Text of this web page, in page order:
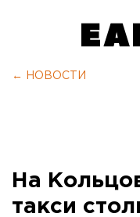
← НОВОСТИ
На
такси